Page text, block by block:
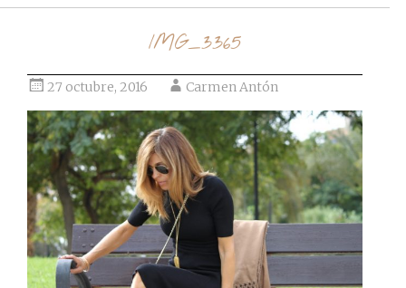
IMG_3365
27 octubre, 2016 Carmen Antón